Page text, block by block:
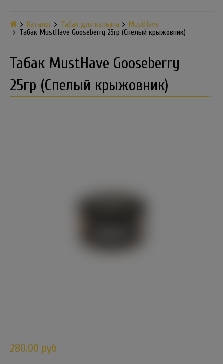
Каталог Табак для кальяна
MustHave
Табак MustHave Gooseberry 25гр (Спелый крыжовник)
Табак MustHave Gooseberry
25гр (Спелый крыжовник)
280.00 руб